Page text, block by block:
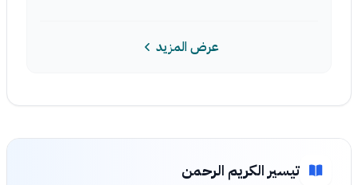
عرض المزيد
تيسير الكريم الرحمن